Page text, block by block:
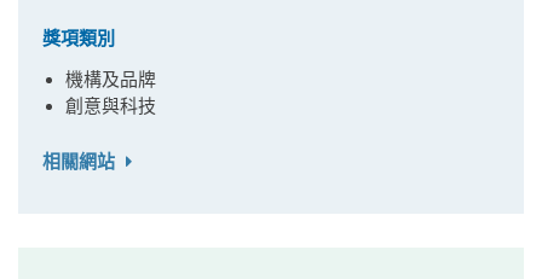
獎項類別
機構及品牌
創意與科技
相關網站